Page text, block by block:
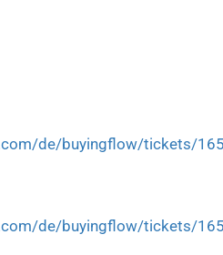
de/buyingflow/tickets/
de/buyingflow/tickets/